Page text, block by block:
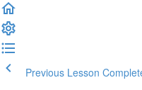
Previous Lesson